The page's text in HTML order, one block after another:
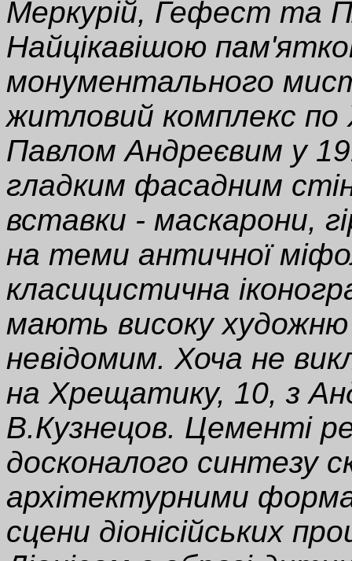
Меркурій, Гефест та
Найцікавішою
монументального
житловий комплекс
Павлом Андреєвим у
гладким фасадним
вставки - маскарони,
на теми античної
класицистична
мають високу художню
невідомим. Хоча не
на Хрещатику, 10, з
В.Кузнецов. Цементі
досконалого синтезу
архітектурними
сцени діонісійських